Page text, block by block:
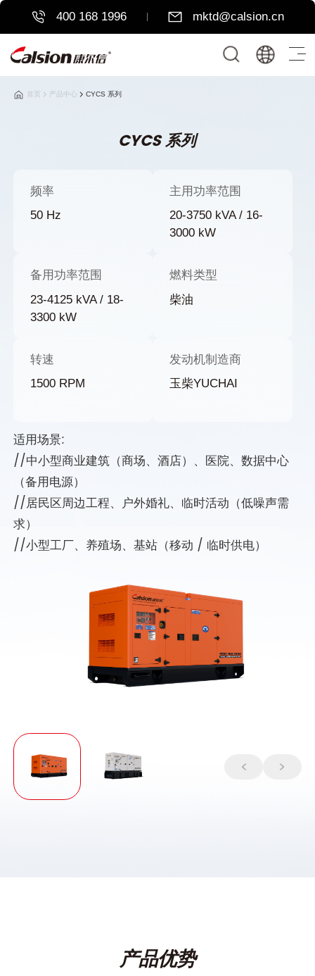
400 168 1996 mktd@calsion.cn
首页 产品中心 CYCS 系列
CYCS 系列
频率
50 Hz
主用功率范围
20-3750 kVA / 16-
3000 kW
备用功率范围
23-4125 kVA / 18-
3300 kW
燃料类型
柴油
转速
1500 RPM
发动机制造商
玉柴YUCHAI
适用场景:
//中小型商业建筑（商场、酒店）、医院、数据中心
（备用电源）
//居民区周边工程、户外婚礼、临时活动（低噪声需
求）
//小型工厂、养殖场、基站（移动 / 临时供电）
产品优势